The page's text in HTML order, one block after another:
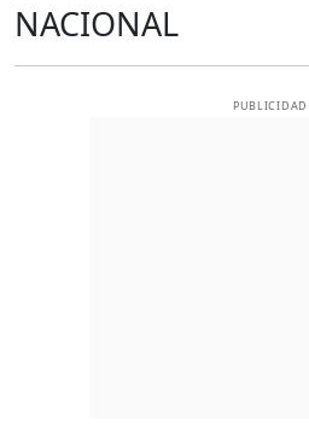
NACIONAL
PUBLICIDAD